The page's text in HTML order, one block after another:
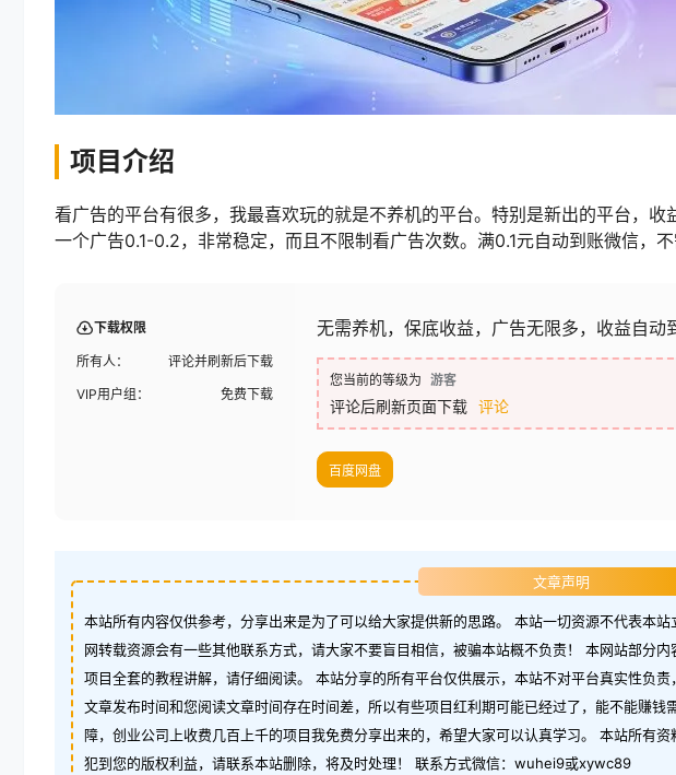
项目介绍
看广告的平台有很多，我最喜欢玩的就是不养机的平台。特别是新出的平台，收
一个广告0.1-0.2，非常稳定，而且不限制看广告次数。满0.1元自动到账微信，不
下载权限
所有人：
评论并刷新后下载
VIP用户组：
免费下载
无需养机，保底收益，广告无限多，收益自动
您当前的等级为 游客
评论后刷新页面下载 评论
百度网盘
文章声明
本站所有内容仅供参考，分享出来是为了可以给大家提供新的思路。 本站一切资源不代表本
网转载资源会有一些其他联系方式，请大家不要盲目相信，被骗本站概不负责！ 本网站部分
项目全套的教程讲解，请仔细阅读。 本站分享的所有平台仅供展示，本站不对平台真实性负
文章发布时间和您阅读文章时间存在时间差，所以有些项目红利期可能已经过了，能不能赚
障，创业公司上收费几百上千的项目我免费分享出来的，希望大家可以认真学习。 本站所有
犯到您的版权利益，请联系本站删除，将及时处理！ 联系方式微信：wuhei9或xywc89